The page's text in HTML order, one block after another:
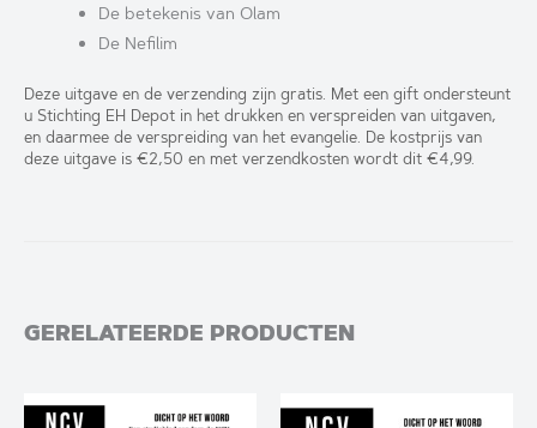
De betekenis van Olam
De Nefilim
Deze uitgave en de verzending zijn gratis. Met een gift ondersteunt
u Stichting EH Depot in het drukken en verspreiden van uitgaven,
en daarmee de verspreiding van het evangelie. De kostprijs van
deze uitgave is €2,50 en met verzendkosten wordt dit €4,99.
GERELATEERDE PRODUCTEN